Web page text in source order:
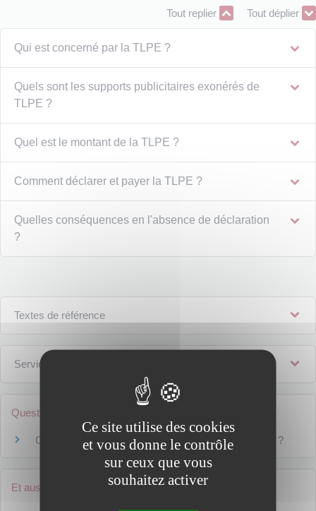
Tout replier Tout déplier
Qui est concerné par la TLPE ?
Quels sont les supports publicitaires exonérés de
TLPE ?
Quel est le montant de la TLPE ?
Comment déclarer et payer la TLPE ?
Quelles conséquences en l'absence de déclaration
?
Textes de référence
Services en ligne et formulaires
Questions ? Réponses !
Où est-il interdit d'apposer des publicités extérieures ?
Et aussi
Ce site utilise des cookies
et vous donne le contrôle
sur ceux que vous
souhaitez activer